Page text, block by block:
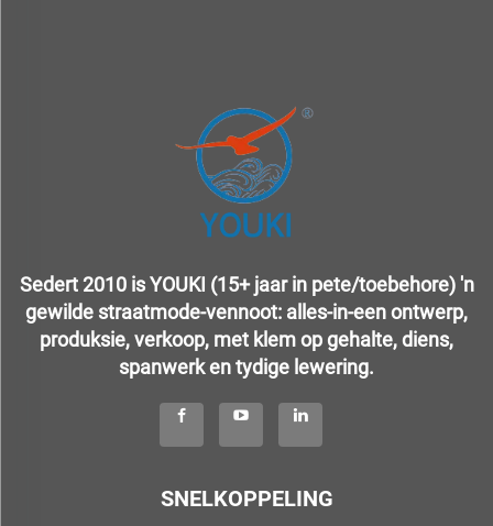
Sedert 2010 is YOUKI (15+ jaar in pete/toebehore) 'n
gewilde straatmode-vennoot: alles-in-een ontwerp,
produksie, verkoop, met klem op gehalte, diens,
spanwerk en tydige lewering.
SNELKOPPELING